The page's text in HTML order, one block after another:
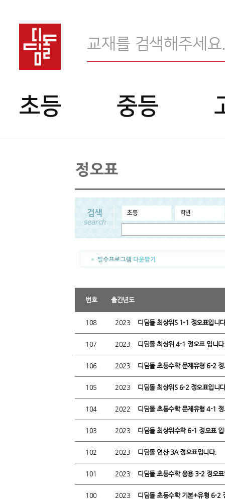
교
재
메
초등 중등
번호 출간년도
108 2023 디딤돌 최상위S 1-1 정오표입니
107 2023 디딤돌 최상위 4-1 정오표 입니다.
106 2023 디딤돌 초등수학 문제유형 6-2
105 2023 디딤돌 최상위S 6-2 정오표입니
104 2022 디딤돌 초등수학 문제유형 4-1
103 2023 디딤돌 최상위수학 6-1 정오표
102 2023 디딤돌 연산 3A 정오표입니다.
101 2023 디딤돌 초등수학 응용 3-2 정오
100 2023 디딤돌 초등수학 기본+유형 6-2